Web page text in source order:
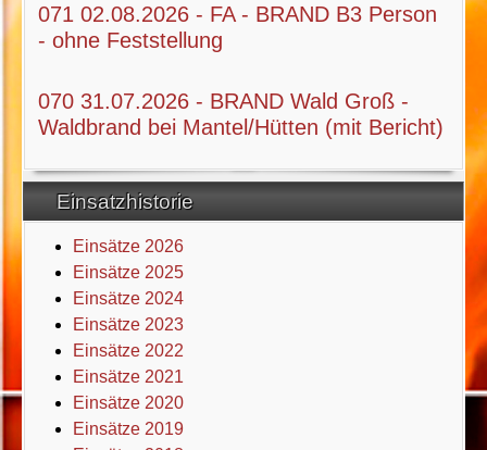
071 02.08.2026 - FA - BRAND B3 Person
- ohne Feststellung
070 31.07.2026 - BRAND Wald Groß -
Waldbrand bei Mantel/Hütten (mit Bericht)
Einsatzhistorie
Einsätze 2026
Einsätze 2025
Einsätze 2024
Einsätze 2023
Einsätze 2022
Einsätze 2021
Einsätze 2020
Einsätze 2019